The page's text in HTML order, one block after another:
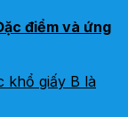
điểm và ứng
khổ giấy B là